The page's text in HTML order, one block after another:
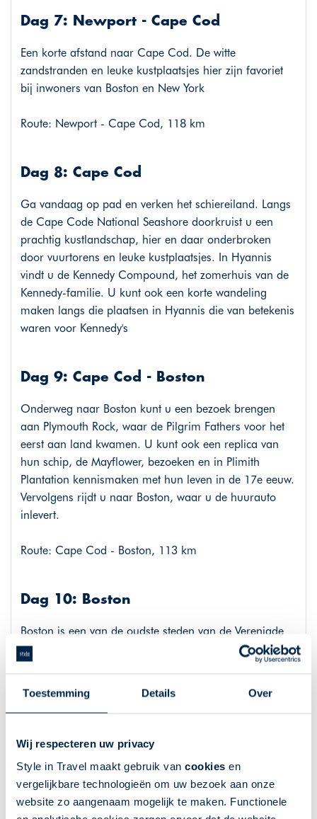
Toestemming Details Over
Wij respecteren uw privacy
Style in Travel maakt gebruik van cookies en
vergelijkbare technologieën om uw bezoek aan onze
website zo aangenaam mogelijk te maken. Functionele
Dag 7: Newport - Cape Cod
Een korte afstand naar Cape Cod. De witte
zandstranden en leuke kustplaatsjes hier zijn favoriet
bij inwoners van Boston en New York
Route: Newport - Cape Cod, 118 km
Dag 8: Cape Cod
Ga vandaag op pad en verken het schiereiland. Langs
de Cape Code National Seashore doorkruist u een
prachtig kustlandschap, hier en daar onderbroken
door vuurtorens en leuke kustplaatsjes. In Hyannis
vindt u de Kennedy Compound, het zomerhuis van de
Kennedy-familie. U kunt ook een korte wandeling
maken langs die plaatsen in Hyannis die van betekenis
waren voor Kennedy's
Dag 9: Cape Cod - Boston
Onderweg naar Boston kunt u een bezoek brengen
aan Plymouth Rock, waar de Pilgrim Fathers voor het
eerst aan land kwamen. U kunt ook een replica van
hun schip, de Mayflower, bezoeken en in Plimith
Plantation kennismaken met hun leven in de 17e eeuw.
Vervolgens rijdt u naar Boston, waar u de huurauto
inlevert.
Route: Cape Cod - Boston, 113 km
Dag 10: Boston
Boston is een van de oudste steden van de Verenigde
Staten en zit vol historie. De stad is echter ook met zijn
tijd meegegaan en wordt nu gezien als een van de
oude keienstraten en oude monumenten naast
dag op verkenningstocht door deze unieke stad.
Comtemporary Art of ga winkelen in Back Bay